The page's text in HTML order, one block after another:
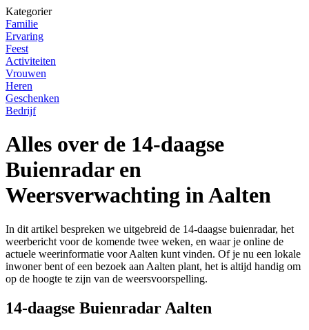
Kategorier
Familie
Ervaring
Feest
Activiteiten
Vrouwen
Heren
Geschenken
Bedrijf
Alles over de 14-daagse
Buienradar en
Weersverwachting in Aalten
In dit artikel bespreken we uitgebreid de 14-daagse buienradar, het
weerbericht voor de komende twee weken, en waar je online de
actuele weerinformatie voor Aalten kunt vinden. Of je nu een lokale
inwoner bent of een bezoek aan Aalten plant, het is altijd handig om
op de hoogte te zijn van de weersvoorspelling.
14-daagse Buienradar Aalten